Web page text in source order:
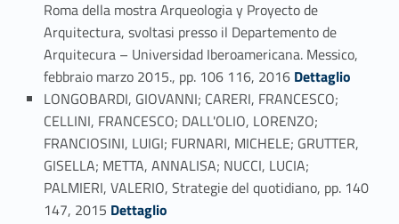
Roma della mostra Arqueologia y Proyecto de
Arquitectura, svoltasi presso il Departemento de
Arquitecura – Universidad Iberoamericana. Messico,
febbraio marzo 2015., pp. 106 116, 2016 Link identifier #identifier_person_84438-49
Dettaglio
LONGOBARDI, GIOVANNI; CARERI, FRANCESCO;
CELLINI, FRANCESCO; DALL'OLIO, LORENZO;
FRANCIOSINI, LUIGI; FURNARI, MICHELE; GRUTTER,
GISELLA; METTA, ANNALISA; NUCCI, LUCIA;
PALMIERI, VALERIO, Strategie del quotidiano, pp. 140
147, 2015 Link identifier #identifier_person_174065-50
Dettaglio